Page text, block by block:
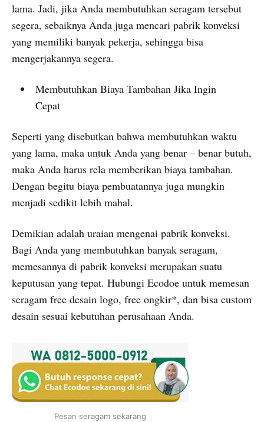
lama. Jadi, jika Anda membutuhkan seragam tersebut
segera, sebaiknya Anda juga mencari pabrik konveksi
yang memiliki banyak pekerja, sehingga bisa
mengerjakannya segera.
Membutuhkan Biaya Tambahan Jika Ingin
Cepat
Seperti yang disebutkan bahwa membutuhkan waktu
yang lama, maka untuk Anda yang benar – benar butuh,
maka Anda harus rela memberikan biaya tambahan.
Dengan begitu biaya pembuatannya juga mungkin
menjadi sedikit lebih mahal.
Demikian adalah uraian mengenai pabrik konveksi.
Bagi Anda yang membutuhkan banyak seragam,
memesannya di pabrik konveksi merupakan suatu
keputusan yang tepat. Hubungi Ecodoe untuk memesan
seragam free desain logo, free ongkir*, dan bisa custom
desain sesuai kebutuhan perusahaan Anda.
Pesan seragam sekarang